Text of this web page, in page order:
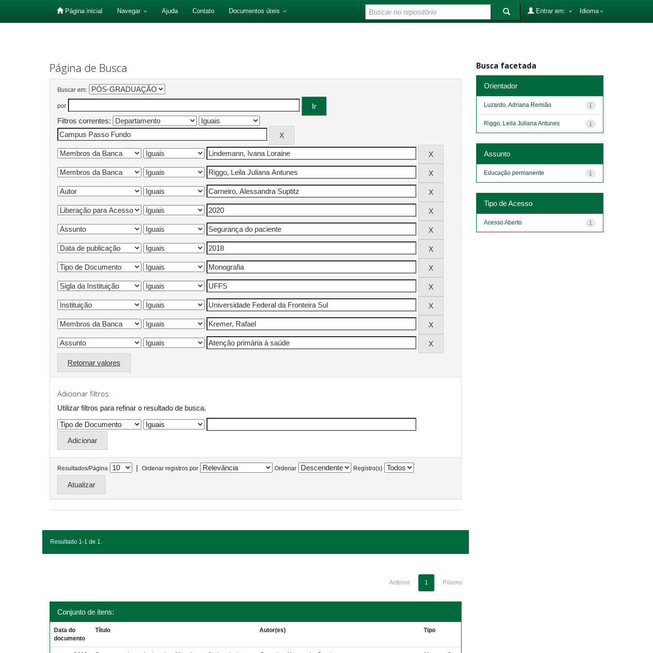
Página inicial Navegar Ajuda Contato Documentos úteis Idioma
Entrar em:
Página de Busca
Buscar em:
por
Filtros correntes:
Retornar valores
Adicionar filtros:
Utilizar filtros para refinar o resultado de busca.
Resultados/Página | Ordenar registros por Ordenar Registro(s)
Resultado 1-1 de 1.
Anterior 1 Póximo
Conjunto de itens:
Data do
documento
Título Autor(es) Tipo
Busca facetada
Orientador
1
Luzardo, Adriana Remião
1
Riggo, Leila Juliana Antunes
Assunto
1
Educação permanente
Tipo de Acesso
1
Acesso Aberto